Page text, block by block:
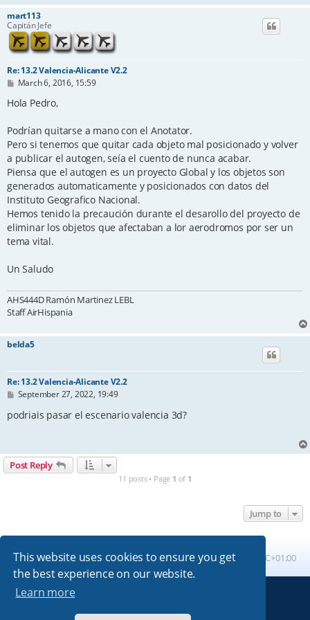
This website uses cookies to ensure you get
the best experience on our website.
Learn more
mart113
Capitán Jefe
Re: 13.2 Valencia-Alicante V2.2
P
s
March 6, 2016, 15:59
Hola Pedro,
Podrían quitarse a mano con el Anotator.
Pero si tenemos que quitar cada objeto mal posicionado y volver
a publicar el autogen, seía el cuento de nunca acabar.
Piensa que el autogen es un proyecto Global y los objetos son
generados automaticamente y posicionados con datos del
Instituto Geografico Nacional.
Hemos tenido la precaución durante el desarollo del proyecto de
eliminar los objetos que afectaban a lor aerodromos por ser un
tema vital.
Un Saludo
AHS444D Ramón Martinez LEBL
Staff AirHispania
belda5
Re: 13.2 Valencia-Alicante V2.2
P
s
September 27, 2022, 19:49
podriais pasar el escenario valencia 3d?
Post Reply
11 posts • Page 1 of 1
Jump to
Board index All times are UTC+01:00